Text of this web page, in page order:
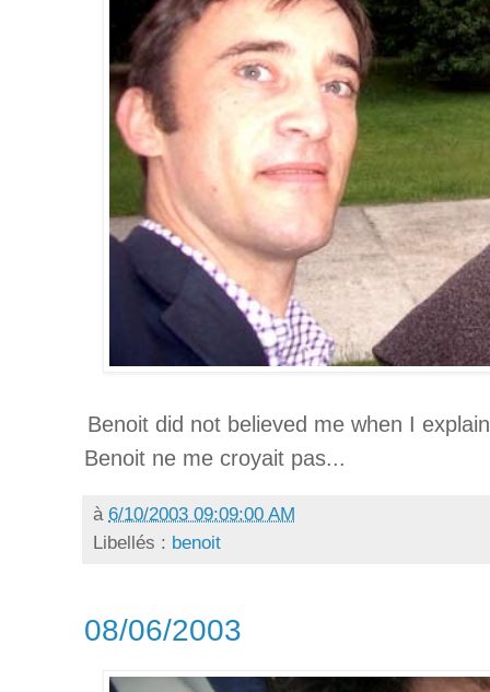
Benoit did not believed me when I
Benoit ne me croyait pas...
à 6/10/2003 09:09:00 AM
Libellés : benoit
08/06/2003